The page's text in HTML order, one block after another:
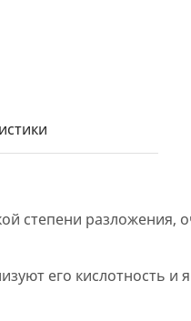
степени разложения,
его кислотность